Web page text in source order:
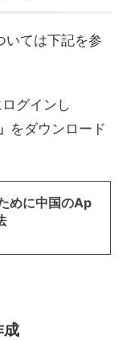
いては下記を参
グインし
をダウンロード
めに中国のAp
成